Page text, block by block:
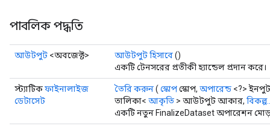
পাবলিক পদ্ধতি
আউটপুট <অবজেক্ট> আউটপুট হিসাবে()
একটি টেনসরের প্রতীকী হ্যান্ডেল প্রদান করে।
স্ট্যাটিকফাইনালাইজ
ডেটাসেট
তৈরি করুন( স্কোপস্কোপ, অপারেন্ড <?>
তালিকা< আকৃতি > আউটপুট আকার,
একটি নতুন FinalizeDataset অপারেশন